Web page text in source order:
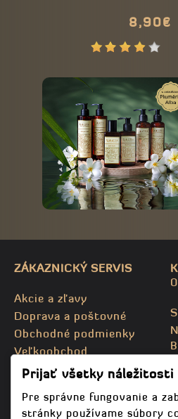
8,90€
ZÁKAZNICKÝ SERVIS
Akcie a zľavy
Doprava a poštovné
Obchodné podmienky
Veľkoobchod
Kontaktujte nás
Mapa stránky
Prijať všetky náležitosti
Pre správne fungovanie a
stránky používame súbory